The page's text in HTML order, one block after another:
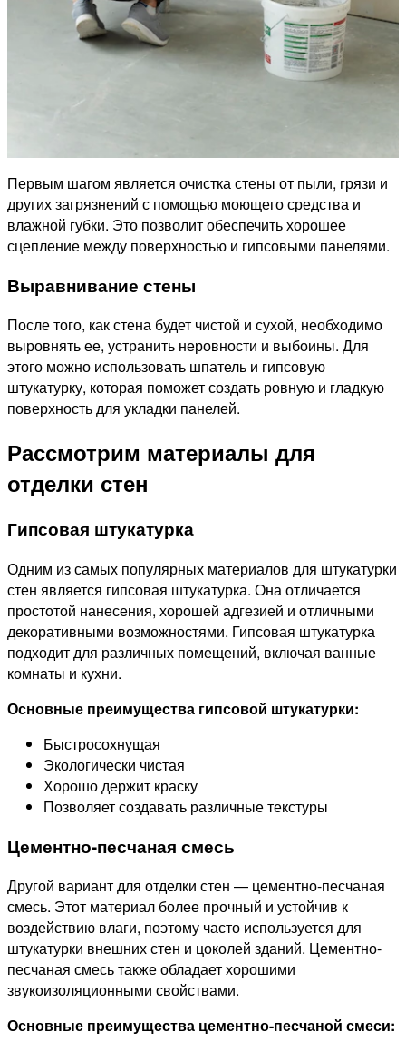
Первым шагом является очистка стены от пыли, грязи и
других загрязнений с помощью моющего средства и
влажной губки. Это позволит обеспечить хорошее
сцепление между поверхностью и гипсовыми панелями.
Выравнивание стены
После того, как стена будет чистой и сухой, необходимо
выровнять ее, устранить неровности и выбоины. Для
этого можно использовать шпатель и гипсовую
штукатурку, которая поможет создать ровную и гладкую
поверхность для укладки панелей.
Рассмотрим материалы для
отделки стен
Гипсовая штукатурка
Одним из самых популярных материалов для штукатурки
стен является гипсовая штукатурка. Она отличается
простотой нанесения, хорошей адгезией и отличными
декоративными возможностями. Гипсовая штукатурка
подходит для различных помещений, включая ванные
комнаты и кухни.
Основные преимущества гипсовой штукатурки:
Быстросохнущая
Экологически чистая
Хорошо держит краску
Позволяет создавать различные текстуры
Цементно-песчаная смесь
Другой вариант для отделки стен — цементно-песчаная
смесь. Этот материал более прочный и устойчив к
воздействию влаги, поэтому часто используется для
штукатурки внешних стен и цоколей зданий. Цементно-
песчаная смесь также обладает хорошими
звукоизоляционными свойствами.
Основные преимущества цементно-песчаной смеси: